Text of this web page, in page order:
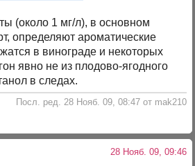
(около 1 мг/л), в основном
определяют ароматические
в винограде и некоторых
явно не из плодово-ягодного
в следах.
Посл. ред. 28 Нояб. 09, 08:47 от mak210
28 Нояб. 09, 09:46